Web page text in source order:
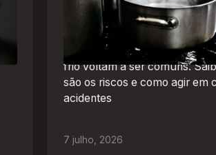
de queimaduras dentro de
O inverno chegou e, com ele,
práticas perigosas para
frio voltam a ser comuns.
são os riscos e como agir em
acidentes
7 julho, 2026